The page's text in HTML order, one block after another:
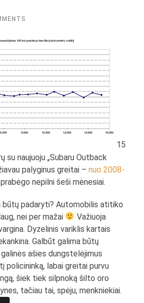
15
su naujuoju „Subaru Outback
palyginus greitai –nuo 2008-
prabėgo nepilni šeši mėnesiai.
būtų padaryti? Automobilis atitiko
nei per mažai
Važiuoja
Dyzelinis variklis kartais
Galbūt galima būtų
ašies dungstelėjimus
policininką, labai greitai purvu
šiek tiek silpnoką šilto oro
tačiau tai, spėju, menkniekiai.